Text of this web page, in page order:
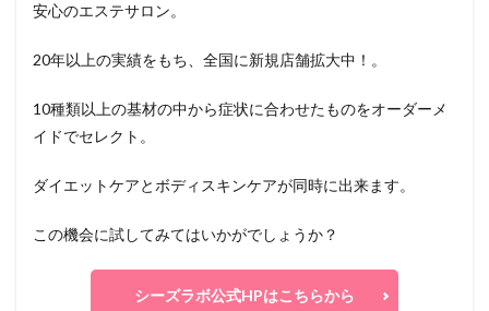
安心のエステサロン。
20年以上の実績をもち、全国に新規店舗拡大中！。
10種類以上の基材の中から症状に合わせたものをオーダーメ
イドでセレクト。
ダイエットケアとボディスキンケアが同時に出来ます。
この機会に試してみてはいかがでしょうか？
シーズラボ公式HPはこちらから